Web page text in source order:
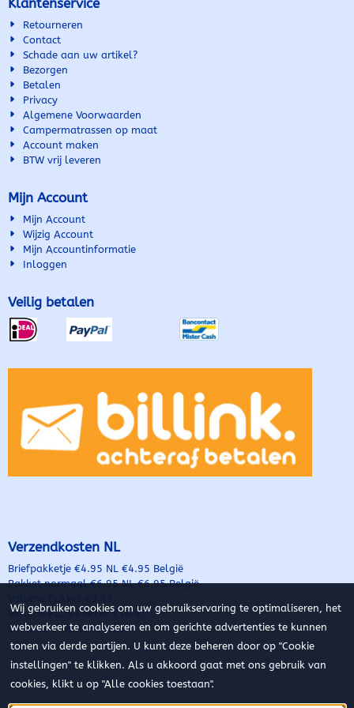
goed wasbaar in de
met een doek met zeep
behandelen. Losse Stof is ook
leverbaar om andere beklede
dele...
kleurgevoelig!
Klantenservice
Retourneren
Contact
Schade aan uw artikel?
Bezorgen
Betalen
Privacy
Algemene Voorwaarden
Campermatrassen op maat
Account maken
BTW vrij leveren
Mijn Account
Mijn Account
Wijzig Account
Mijn Accountinformatie
Inloggen
Veilig betalen
Verzendkosten NL
Briefpakketje €4.95 NL €4.95 België
Pakket normaal €6,95 NL €6.95 België
Volume PLUS Pakket €16.95
Speciale vracht* €34.95
Wij gebruiken cookies om uw gebruikservaring te optimaliseren, het
webverkeer te analyseren en om gerichte advertenties te kunnen
tonen via derde partijen. U kunt deze beheren door op "Cookie
instellingen" te klikken. Als u akkoord gaat met ons gebruik van
cookies, klikt u op "Alle cookies toestaan".